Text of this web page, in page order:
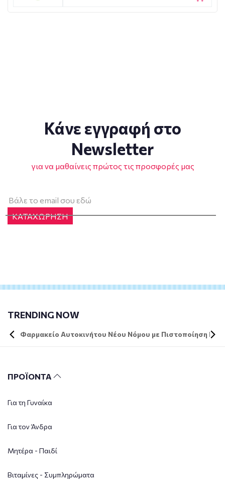
Κάνε εγγραφή στο
Newsletter
για να μαθαίνεις πρώτος τις προσφορές μας
ΚΑΤΑΧΩΡΗΣΗ
TRENDING NOW
Φαρμακείο Αυτοκινήτου Νέου Νόμου με Πιστοποίηση DIN
ΠΡΟΪΟΝΤΑ
Για τη Γυναίκα
Για τον Άνδρα
Μητέρα - Παιδί
Βιταμίνες - Συμπληρώματα